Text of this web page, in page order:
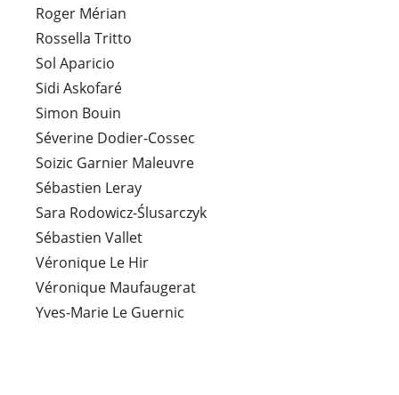
Roger Mérian
Rossella Tritto
Sol Aparicio
Sidi Askofaré
Simon Bouin
Séverine Dodier-Cossec
Soizic Garnier Maleuvre
Sébastien Leray
Sara Rodowicz-Ślusarczyk
Sébastien Vallet
Véronique Le Hir
Véronique Maufaugerat
Yves-Marie Le Guernic